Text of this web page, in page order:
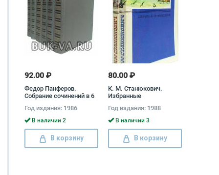
92.00 ₽
Федор Панферов.
Собрание сочинений в 6
Панферов
Год издания: 1986
В наличии 2
В корзину
80.00 ₽
К. М. Станюкович.
Избранные
(комплект)
Год издания: 1988
В наличии 3
В корзину